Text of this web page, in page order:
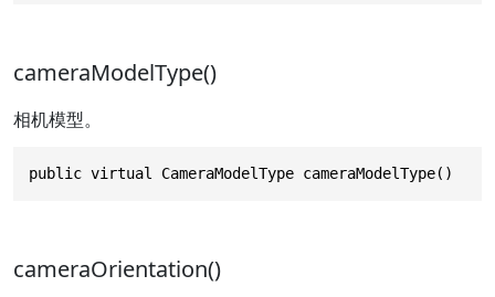
cameraModelType()
相机模型。
public virtual CameraModelType cameraModelType()
cameraOrientation()